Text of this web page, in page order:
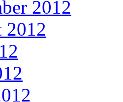
2012
2012